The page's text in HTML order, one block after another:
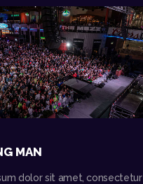
MAN
dolor sit amet, consectetur